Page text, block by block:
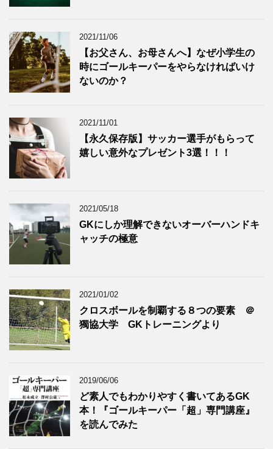
2021/11/06
【お父さん、お母さんへ】なぜ小学生の
時にゴールキーパーをやらなければいけ
ないのか？
2021/11/01
【永久保存版】サッカー選手がもらって
嬉しい意外なプレゼント3選！！！
2021/05/18
GKにしか理解できないオーバーハンドキ
ャッチの極意
2021/01/02
クロスボールを制覇する８つの要素 ＠
獨協大学 GKトレーニングより
2019/06/06
ど素人でもわかりやすく書いてあるGK
本！『ゴールキーパー「超」専門講座』
を読んでみた